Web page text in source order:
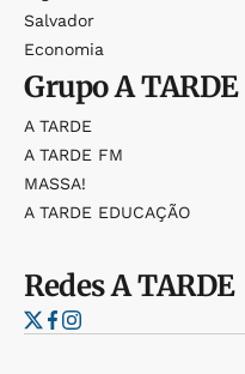
Salvador
Economia
GrupoA TARDE
A TARDE
A TARDE FM
MASSA!
A TARDE EDUCAÇÃO
RedesA TARDE